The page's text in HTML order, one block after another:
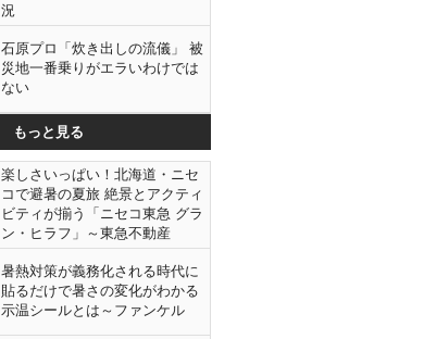
況
石原プロ「炊き出しの流儀」 被
災地一番乗りがエラいわけでは
ない
もっと見る
楽しさいっぱい！北海道・ニセ
コで避暑の夏旅 絶景とアクティ
ビティが揃う「ニセコ東急 グラ
ン・ヒラフ」～東急不動産
暑熱対策が義務化される時代に
貼るだけで暑さの変化がわかる
示温シールとは～ファンケル